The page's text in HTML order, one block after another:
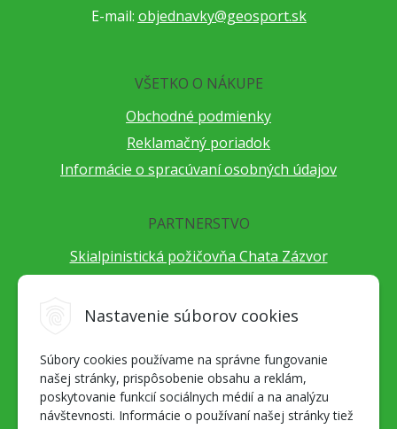
Nastavenie súborov cookies
Súbory cookies používame na správne fungovanie
našej stránky, prispôsobenie obsahu a reklám,
poskytovanie funkcií sociálnych médií a na analýzu
návštevnosti. Informácie o používaní našej stránky tiež
E-mail: objednavky@geosport.sk
VŠETKO O NÁKUPE
Obchodné podmienky
Reklamačný poriadok
Informácie o spracúvaní osobných údajov
PARTNERSTVO
Skialpinistická požičovňa Chata Zázvor
Cestovateľský festival Cestou necestou
Alpenverein Slovensko
Hore-dole Derešom
Motorest Nemecká